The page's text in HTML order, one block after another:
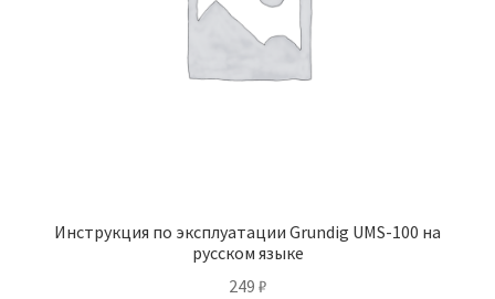
Инструкция по эксплуатации Grundig UMS-100 на
русском языке
249 ₽